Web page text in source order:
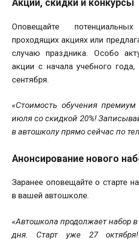
Акции, скидки и конкурсы
Оповещайте
проходящих акциях или
случаю праздника. Особо
акции с начала учебного года,
сентября.
«Стоимость обучения
июля со скидкой 20%!
в автошколу прямо сейчас по
Анонсирование нового
Заранее оповещайте о старте
в вашей автошколе.
«Автошкола продолжаетнабор
дня. Старт уже 27 октября